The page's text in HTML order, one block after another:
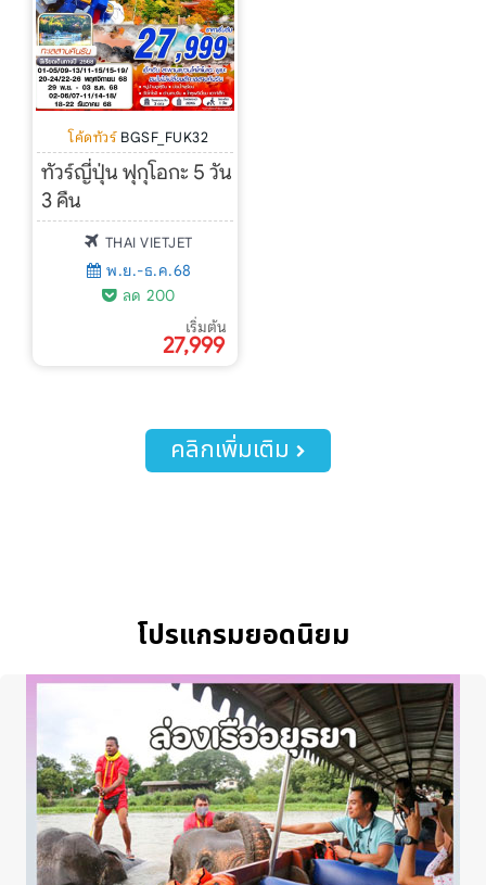
โค้ดทัวร์ BGSF_FUK32
ทัวร์ญี่ปุ่น ฟุกุโอกะ 5 วัน
3 คืน
THAI VIETJET
พ.ย.-ธ.ค.68
ลด 200
เริ่มต้น
27,999
คลิกเพิ่มเติม
โปรแกรมยอดนิยม